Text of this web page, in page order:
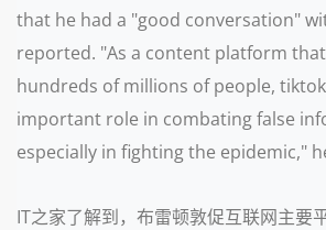
that he had a "good conversation"
reported. "As a content platform
hundreds of millions of people,
important role in combating false
especially in fighting the epidemic,"
IT之家了解到，布雷顿敦促互联网主要